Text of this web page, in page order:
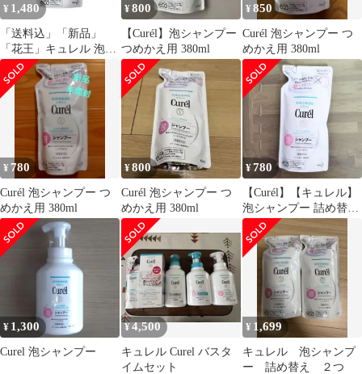
¥ 1,480
「送料込」「新品」
「花王」キュレル 泡シ
ャンプー つめかえ用
380mL 「日用品」
¥800
【Curél】泡シャンプー
つめかえ用 380ml
¥850
Curél 泡シャンプー つ
めかえ用 380ml
¥ 780
Curél 泡シャンプー つ
めかえ用 380ml
¥800
Curél 泡シャンプー つ
めかえ用 380ml
¥780
【Curél】【キュレル】
泡シャンプー 詰め替え
用 380ml
¥ 1,300
Curel 泡シャンプー
¥4,500
キュレル Curel バスタ
イムセット
¥ 1,699
キュレル 泡シャンプ
ー 詰め替え ２つ